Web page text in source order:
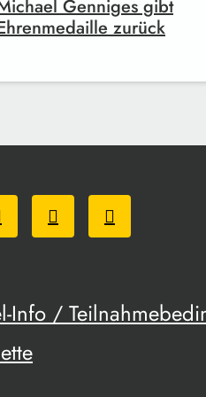
Genniges gibt
zurück
Info /